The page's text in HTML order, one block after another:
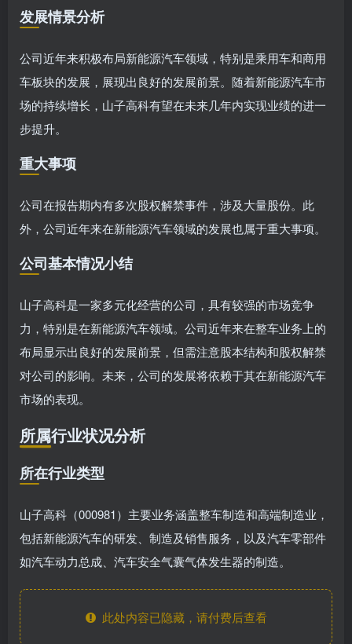
发展情景分析
公司近年来积极布局新能源汽车领域，特别是乘用车和商用
车板块的发展，展现出良好的发展前景。随着新能源汽车市
场的持续增长，山子高科有望在未来几年内实现业绩的进一
步提升。
重大事项
公司在报告期内有多次股权解禁事件，涉及大量股份。此
外，公司近年来在新能源汽车领域的发展也属于重大事项。
公司基本情况小结
山子高科是一家多元化经营的公司，具有较强的市场竞争
力，特别是在新能源汽车领域。公司近年来在整车业务上的
布局显示出良好的发展前景，但需注意股本结构和股权解禁
对公司的影响。未来，公司的发展将依赖于其在新能源汽车
市场的表现。
所属行业状况分析
所在行业类型
山子高科（000981）主要业务涵盖整车制造和高端制造业，
包括新能源汽车的研发、制造及销售服务，以及汽车零部件
如汽车动力总成、汽车安全气囊气体发生器的制造。
此处内容已隐藏，请付费后查看